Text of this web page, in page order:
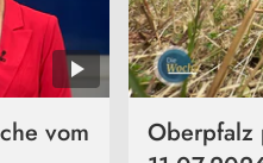
vom
Oberpfalz